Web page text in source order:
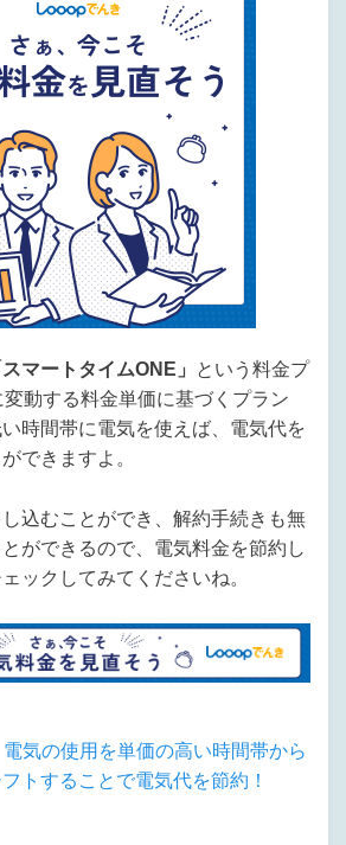
マートタイムONE」
という料金プ
動する料金単価に基づくプラン
時間帯に電気を使えば、電気代を
できますよ。
込むことができ、解約手続きも無
ができるので、電気料金を節約し
ックしてみてくださいね。
電気の使用を単価の高い時間帯から
トすることで電気代を節約！